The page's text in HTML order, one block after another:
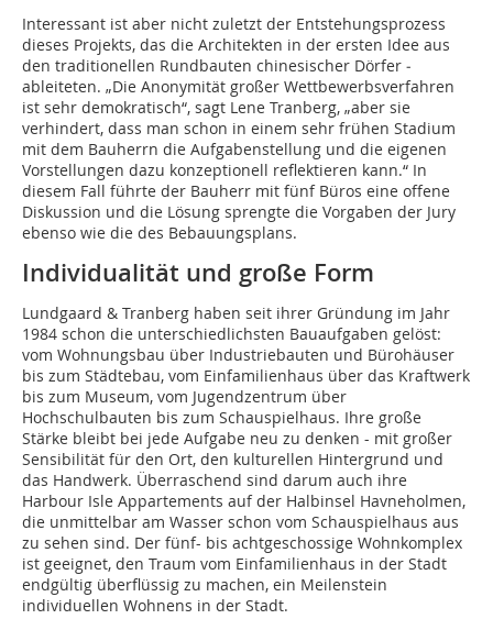
Interessant ist aber nicht zuletzt der Entstehungsprozess
dieses Projekts, das die ­Architekten in der ersten Idee aus
den tradi­tionellen Rundbauten chinesischer Dörfer ­
ableiteten. „Die Anonymität großer Wettbe­werbs­verfahren
ist sehr demokratisch“, sagt Lene Tranberg, „aber sie
verhindert, dass man schon in einem sehr frühen Stadium
mit dem Bauherrn die Aufgabenstellung und die eigenen
Vorstellungen dazu konzeptionell reflektieren kann.“ In
diesem Fall führte der Bauherr mit fünf Büros eine offene
Diskussion und die Lösung sprengte die Vorgaben der Jury
ebenso wie die des Bebauungsplans.
Individualität und große Form
Lundgaard & Tranberg haben seit ihrer Gründung im Jahr
1984 schon die unterschiedlichsten Bauaufgaben gelöst:
vom Wohnungs­bau über Industriebauten und Bürohäuser
bis zum Städtebau, vom Einfamilienhaus über das Kraftwerk
bis zum Museum, vom Jugendzentrum über
Hochschulbauten bis zum Schauspielhaus. Ihre große
Stärke bleibt bei jede Aufgabe neu zu denken - mit großer
Sensibilität für den Ort, den kulturellen Hintergrund und
das Handwerk. Überraschend sind darum auch ihre
Harbour Isle Appartements auf der Halbinsel Havneholmen,
die unmittelbar am Wasser schon vom Schauspielhaus aus
zu sehen sind. Der fünf- bis acht­geschossige Wohnkom­plex
ist geeignet, den Traum vom Einfamilien­haus in der Stadt
end­gültig überflüssig zu machen, ein Meilenstein
individuellen Wohnens in der Stadt.